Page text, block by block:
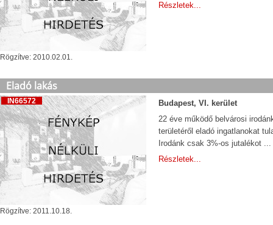
Rögzítve: 2010.02.01.
Részletek...
Eladó lakás
IN66572
Rögzítve: 2011.10.18.
Budapest, VI. kerület
22 éve működő belvárosi
területéről eladó ingatlanokat
Irodánk csak 3%-os jutalékot ...
Részletek...